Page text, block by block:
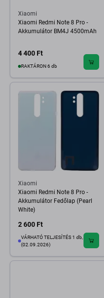
Xiaomi
Xiaomi Redmi Note 8 Pro -
Akkumulátor BM4J 4500mAh
4 400 Ft
RAKTÁRON 6 db
Xiaomi
Xiaomi Redmi Note 8 Pro -
Akkumulátor Fedőlap (Pearl
White)
2 600 Ft
VÁRHATÓ TELJESÍTÉS 1 db,
(02.09.2026)